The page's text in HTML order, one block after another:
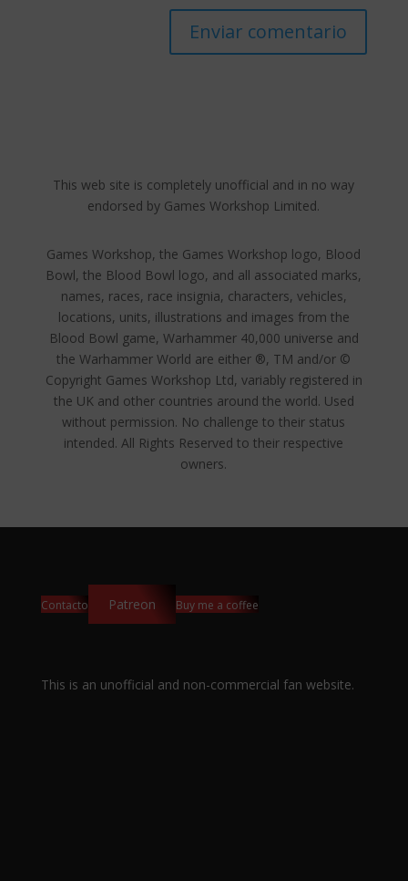
This web site is completely unofficial and in no way
endorsed by Games Workshop Limited.
Games Workshop, the Games Workshop logo, Blood
Bowl, the Blood Bowl logo, and all associated marks,
names, races, race insignia, characters, vehicles,
locations, units, illustrations and images from the
Blood Bowl game, Warhammer 40,000 universe and
the Warhammer World are either ®, TM and/or ©
Copyright Games Workshop Ltd, variably registered in
the UK and other countries around the world. Used
without permission. No challenge to their status
intended. All Rights Reserved to their respective
owners.
Contacto Patreon Buy me a coffee
This is an unofficial and non-commercial fan website.